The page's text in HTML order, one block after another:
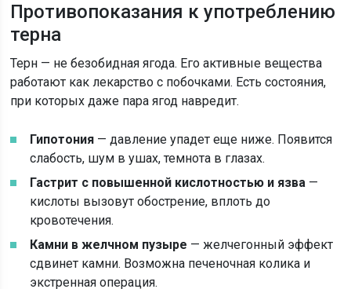
Противопоказания к употреблению
терна
Терн — не безобидная ягода. Его активные вещества
работают как лекарство с побочками. Есть состояния,
при которых даже пара ягод навредит.
Гипотония — давление упадет еще ниже. Появится
слабость, шум в ушах, темнота в глазах.
Гастрит с повышенной кислотностью и язва —
кислоты вызовут обострение, вплоть до
кровотечения.
Камни в желчном пузыре — желчегонный эффект
сдвинет камни. Возможна печеночная колика и
экстренная операция.